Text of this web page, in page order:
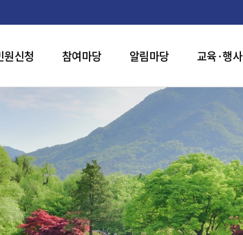
원신청 참여마당 알림마당 교육·행사